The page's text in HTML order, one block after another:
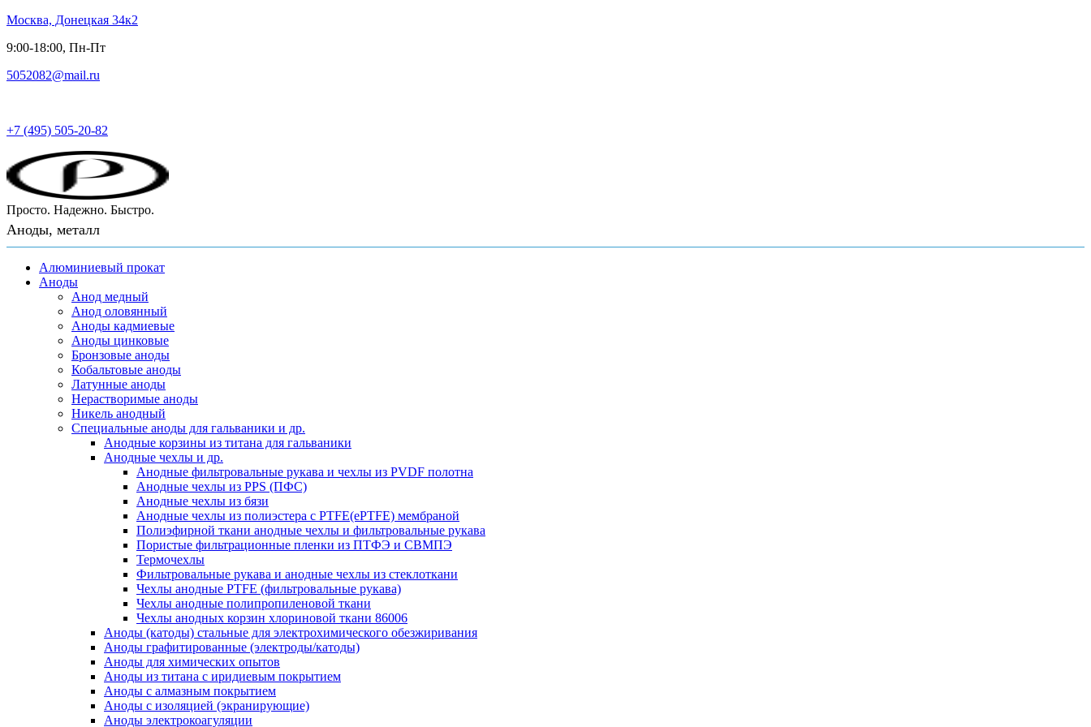
Москва, Донецкая 34к2
9:00-18:00, Пн-Пт
5052082@mail.ru
+7 (495) 505-20-82
Просто. Надежно. Быстро.
Аноды, металл
Алюминиевый прокат
Аноды
Анод медный
Анод оловянный
Аноды кадмиевые
Аноды цинковые
Бронзовые аноды
Кобальтовые аноды
Латунные аноды
Нерастворимые аноды
Никель анодный
Специальные аноды для гальваники и др.
Анодные корзины из титана для гальваники
Анодные чехлы и др.
Анодные фильтровальные рукава и чехлы из PVDF полотна
Анодные чехлы из PPS (ПФС)
Анодные чехлы из бязи
Анодные чехлы из полиэстера с PTFE(ePTFE) мембраной
Полиэфирной ткани анодные чехлы и фильтровальные рукава
Пористые фильтрационные пленки из ПТФЭ и СВМПЭ
Термочехлы
Фильтровальные рукава и анодные чехлы из стеклоткани
Чехлы анодные PTFE (фильтровальные рукава)
Чехлы анодные полипропиленовой ткани
Чехлы анодных корзин хлориновой ткани 86006
Аноды (катоды) стальные для электрохимического обезжиривания
Аноды графитированные (электроды/катоды)
Аноды для химических опытов
Аноды из титана с иридиевым покрытием
Аноды с алмазным покрытием
Аноды с изоляцией (экранирующие)
Аноды электрокоагуляции